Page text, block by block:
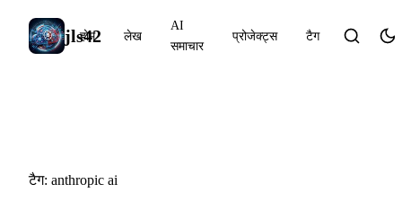
jls42
होम लेख
AI
समाचार
प्रोजेक्ट्स टैग
टैग: anthropic ai